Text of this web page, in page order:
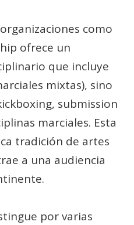
como
ofrece un
que incluye
mixtas), sino
submission
marciales. Esta
tradición de artes
a una audiencia
por varias